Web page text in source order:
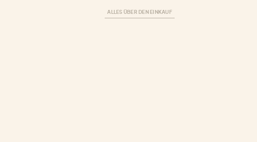
ALLES ÜBER DEN EINKAUF